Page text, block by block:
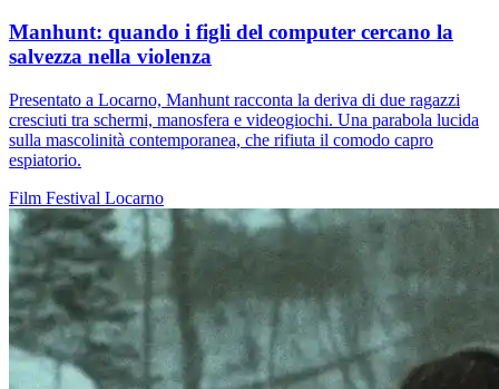
Manhunt: quando i figli del computer cercano la
salvezza nella violenza
Presentato a Locarno, Manhunt racconta la deriva di due ragazzi
cresciuti tra schermi, manosfera e videogiochi. Una parabola lucida
sulla mascolinità contemporanea, che rifiuta il comodo capro
espiatorio.
Film Festival Locarno